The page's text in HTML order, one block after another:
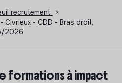
recrutement
>
- CDD - Bras droit,
2026
formations à impact